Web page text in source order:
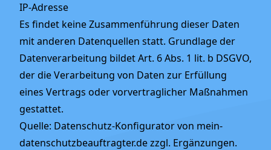
IP-Adresse
Es findet keine Zusammenführung dieser Daten
mit anderen Datenquellen statt. Grundlage der
Datenverarbeitung bildet Art. 6 Abs. 1 lit. b DSGVO,
der die Verarbeitung von Daten zur Erfüllung
eines Vertrags oder vorvertraglicher Maßnahmen
gestattet.
Quelle: Datenschutz-Konfigurator von mein-
datenschutzbeauftragter.de zzgl. Ergänzungen.